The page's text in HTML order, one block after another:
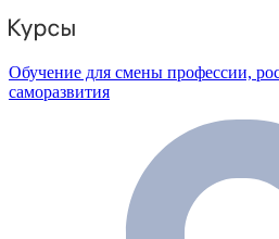
Обучение для смены профессии,
саморазвития